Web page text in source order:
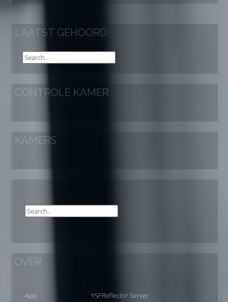
LAATST GEHOORD
CONTROLE KAMER
KAMERS
OVER
App
YSFReflector Server